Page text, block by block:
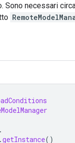
Sono necessari
.getInstance()